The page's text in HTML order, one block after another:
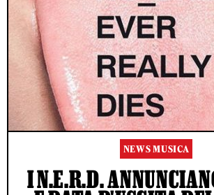
NEWS MUSICA
I N.E.R.D.